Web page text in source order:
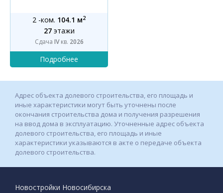
2 -ком. 104.1 м2
27этажи
Сдача IVкв. 2026
Адрес объекта долевого строительства, его площадь и
иные характеристики могут быть уточнены после
окончания строительства дома и получения разрешения
на ввод дома в эксплуатацию. Уточненные адрес объекта
долевого строительства, его площадь и иные
характеристики указываются в акте о передаче объекта
долевого строительства.
Новостройки Новосибирска